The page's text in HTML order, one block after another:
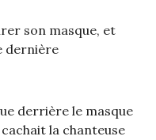
son masque, et
dernière
derrière le masque
cachait la chanteuse